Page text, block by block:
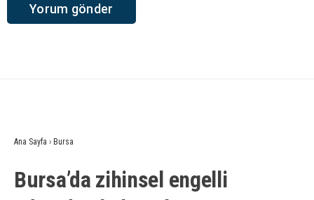
Ana Sayfa › Bursa
Bursa’da zihinsel engelli